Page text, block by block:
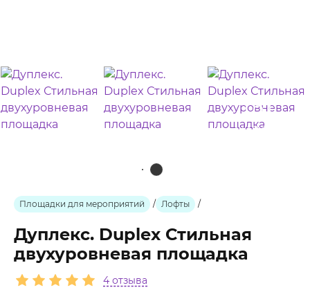
ещё 11 фото
Площадки для мероприятий / Лофты /
Дуплекс. Duplex Стильная
двухуровневая площадка
4 отзыва